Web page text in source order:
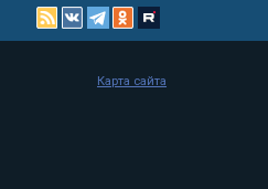
Карта сайта